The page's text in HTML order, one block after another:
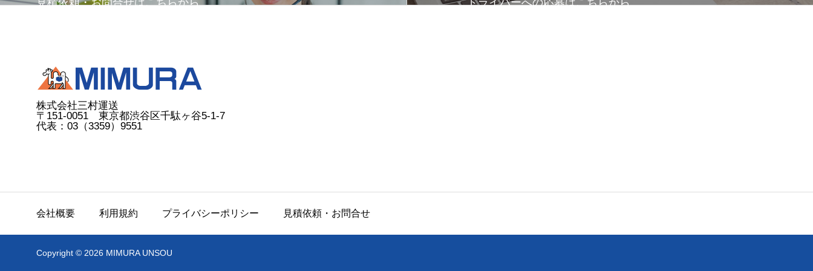
見積依頼・お問合せはこちらから ドライバーへの応募はこちらから
株式会社三村運送
〒151-0051 東京都渋谷区千駄ヶ谷5-1-7
代表：03（3359）9551
会社概要 利用規約 プライバシーポリシー 見積依頼・お問合せ
Copyright © 2026 MIMURA UNSOU